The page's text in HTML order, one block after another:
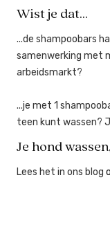
Wist je dat...
...de shampoobars
samenwerking met
arbeidsmarkt?
...je met 1
teen kunt wassen?
Je hond
Lees het in ons blog